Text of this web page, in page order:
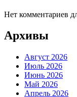
Нет комментариев
Архивы
Август 2026
Июль 2026
Июнь 2026
Май 2026
Апрель 2026